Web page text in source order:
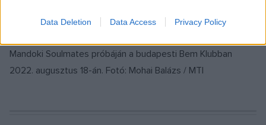
Data Deletion Data Access Privacy Policy
Mandoki Soulmates próbáján a budapesti Bem Klubban
2022. augusztus 18-án. Fotó: Mohai Balázs / MTI